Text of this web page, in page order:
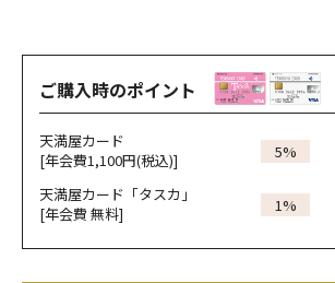
ご購入時のポイント
天満屋カード
[年会費1,100円(税込)]
5%
天満屋カード「タスカ」
[年会費 無料]
1%